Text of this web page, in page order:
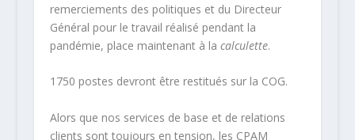
remerciements des politiques et du Directeur
Général pour le travail réalisé pendant la
pandémie, place maintenant à la calculette.
1750 postes devront être restitués sur la COG.
Alors que nos services de base et de relations
clients sont toujours en tension, les CPAM